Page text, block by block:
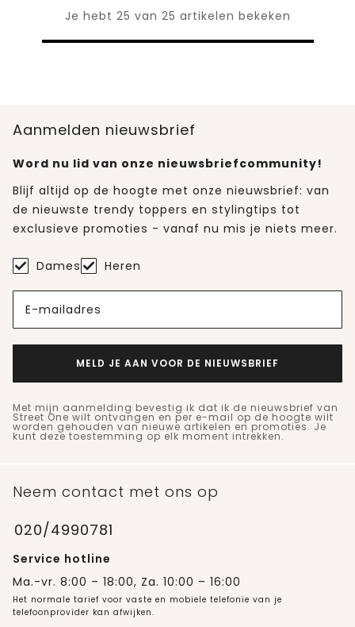
Je hebt 25 van 25 artikelen bekeken
Aanmelden nieuwsbrief
Word nu lid van onze nieuwsbriefcommunity!
Blijf altijd op de hoogte met onze nieuwsbrief: van
de nieuwste trendy toppers en stylingtips tot
exclusieve promoties - vanaf nu mis je niets meer.
Dames Heren
E-mailadres
MELD JE AAN VOOR DE NIEUWSBRIEF
Met mijn aanmelding bevestig ik dat ik de nieuwsbrief van
Street One wilt ontvangen en per e-mail op de hoogte wilt
worden gehouden van nieuwe artikelen en promoties. Je
kunt deze toestemming op elk moment intrekken.
Neem contact met ons op
020/4990781
Service hotline
Ma.-vr. 8:00 – 18:00, Za. 10:00 – 16:00
Het normale tarief voor vaste en mobiele telefonie van je
telefoonprovider kan afwijken.